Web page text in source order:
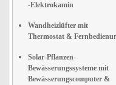
-Elektrokamin
Wandheizlüfter mit
Thermostat &
Solar-Pflanzen-
Bewässerungssysteme mit
Bewässerungscomputer &